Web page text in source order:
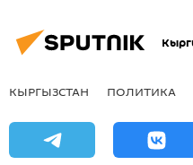
КЫРГЫЗСТАН ПОЛИТИКА